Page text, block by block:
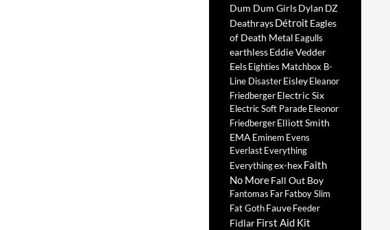
Dum Dum GirlsDylan DZ
DeathraysDétroit Eagles
of Death Metal Eagulls
earthlessEddie Vedder
EelsEighties Matchbox B-
Line DisasterEisleyEleanor
FriedbergerElectric Six
Electric Soft ParadeEleonor
FriedbergerElliott Smith
EMA Eminem Evens
EverlastEverything
Everythingex-hexFaith
No MoreFall Out Boy
Fantomas FarFatboy Slim
Fat GothFauveFeeder
FidlarFirst Aid Kit